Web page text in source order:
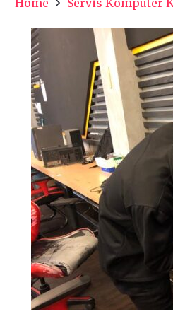
Home Servis Komputer